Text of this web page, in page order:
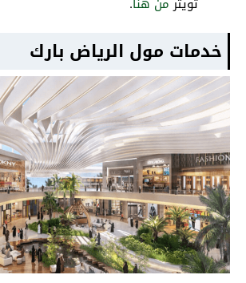
خدمات مول الرياض بارك